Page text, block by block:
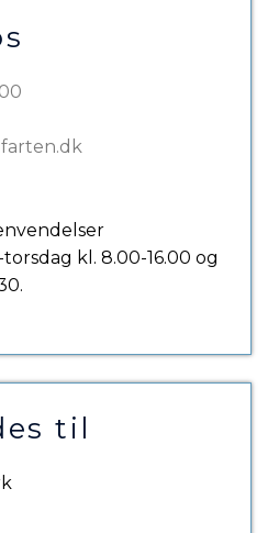
kl. 8.00-16.00 og
til